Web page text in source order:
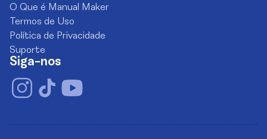
O Que é Manual Maker
Termos de Uso
Política de Privacidade
Suporte
Siga-nos